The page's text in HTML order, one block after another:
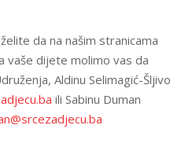
da na našim stranicama
vaše dijete molimo vas da
Aldinu Selimagić-Šljivo
ili Sabinu Duman